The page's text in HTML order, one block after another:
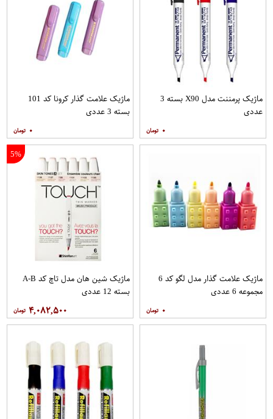
ماژیک پرمننت مدل X90 بسته 3
عددی
۰
ماژیک علامت گذار کرونا کد 101
بسته 3 عددی
۰
ماژیک علامت گذار مدل لگو کد 6
مجموعه 6 عددی
۰
5%
ماژیک شین هان مدل تاچ کد A-B
بسته 12 عددی
۴,۰۸۲,۵۰۰